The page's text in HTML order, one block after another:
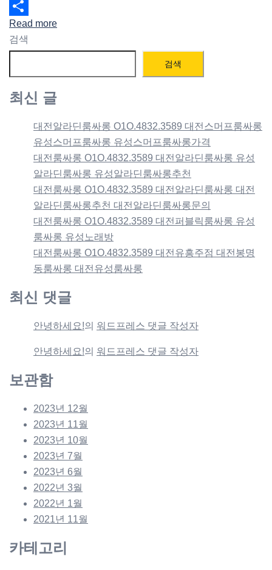
Email
Share
Read more
검색
검색
최신 글
대전알라딘룸싸롱 O1O.4832.3589 대전스머프룸싸롱
유성스머프룸싸롱 유성스머프룸싸롱가격
대전룸싸롱 O1O.4832.3589 대전알라딘룸싸롱 유성
알라딘룸싸롱 유성알라딘룸싸롱추천
대전룸싸롱 O1O.4832.3589 대전알라딘룸싸롱 대전
알라딘룸싸롱추천 대전알라딘룸싸롱문의
대전룸싸롱 O1O.4832.3589 대전퍼블릭룸싸롱 유성
룸싸롱 유성노래방
대전룸싸롱 O1O.4832.3589 대전유흥주점 대전봉명
동룸싸롱 대전유성룸싸롱
최신 댓글
안녕하세요!의 워드프레스 댓글 작성자
안녕하세요!의 워드프레스 댓글 작성자
보관함
2023년 12월
2023년 11월
2023년 10월
2023년 7월
2023년 6월
2022년 3월
2022년 1월
2021년 11월
카테고리